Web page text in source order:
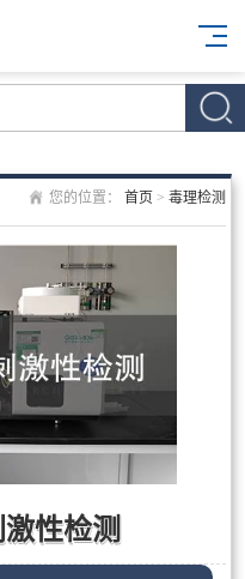
您的位置： 首页 > 毒理检测
性检测